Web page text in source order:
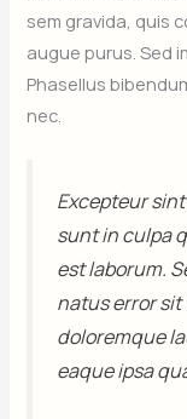
sem gravida, quis
augue purus. Sed
Phasellus
nec.
Excepteur
sunt in culpa
est laborum.
natus error
doloremque
eaque ipsa